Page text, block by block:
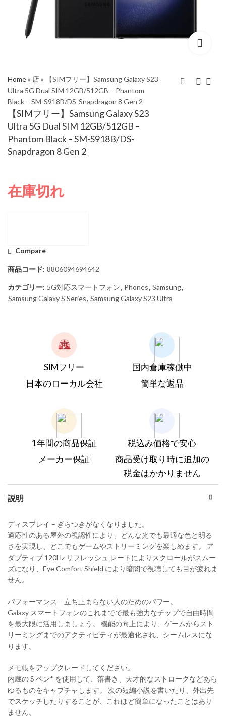
Home» 店»
【SIMフリー】Samsung Galaxy S23
Ultra 5G Dual SIM 12GB/512GB – Phantom
Black – SM-S918B/DS-Snapdragon 8 Gen 2
【SIMフリー】Samsung Galaxy S23
Ultra 5G Dual SIM 12GB/512GB –
Phantom Black – SM-S918B/DS-
Snapdragon 8 Gen 2
【SIMフリー】
【SIMフリー】
在庫切れ
Compare
商品コード: 8806094694642
カテゴリー: 5G対応スマートフォン, Phones, Samsung,
Samsung Galaxy S Series, Samsung Galaxy S23 Ultra
SIMフリー
日本のローカル会社
国内倉庫稼働中
簡単な返品
1年間の商品保証
メーカー保証
税込み価格で安心
商品受け取り時に追加の
税金はかかりません
説明
ディスプレイ – ぎらつきがなくなりました。
適応性のある屋外の視認性により、どんな光でも最適な色と明る
さを実現し、どこでもゲームやストリーミングを楽しめます。 ア
ダプティブ 120Hz リフレッシュ レートによりスクロールがスムー
ズになり、Eye Comfort Shield により暗闇で視聴しても目が疲れま
せん。
パフォーマンス – 立ち止まらない人のためのパワー。
Galaxy スマートフォンのこれまでで最も強力なチップで自由時間
を最大限に活用しましょう。 機能の向上により、ゲームからスト
リーミングまでのアクティビティが最適化され、シームレスにな
ります。
メモ帳をアップグレードしてください。
内蔵の S ペン* を使用して、落書き、天才的なストロークなどあら
ゆるものをキャプチャします。 次の短編小説を書いたり、外出先
でスケッチしたりすることが、これほど簡単になったことはあり
ません。